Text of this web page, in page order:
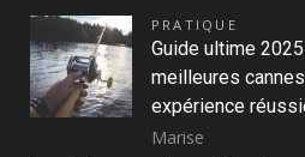
PRATIQUE
Guide ultime
meilleures
expérience
Marise